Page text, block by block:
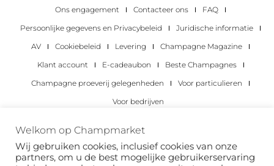
Ons engagement
Contacteer ons
FAQ
Persoonlijke gegevens en Privacybeleid
Juridische informatie
AV
Cookiebeleid Levering
Champagne Magazine
Klant account
E-cadeaubon
Beste Champagnes
Champagne proeverij gelegenheden
Voor particulieren
Voor bedrijven
Copyright 2022 © alle rechten voorbehouden.
Welkom op Champmarket
Wij gebruiken cookies, inclusief cookies van onze
partners, om u de best mogelijke gebruikerservaring